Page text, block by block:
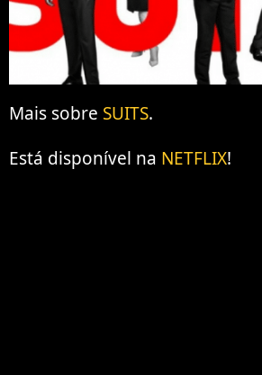
Mais sobre SUITS.
Está disponível na NETFLIX!